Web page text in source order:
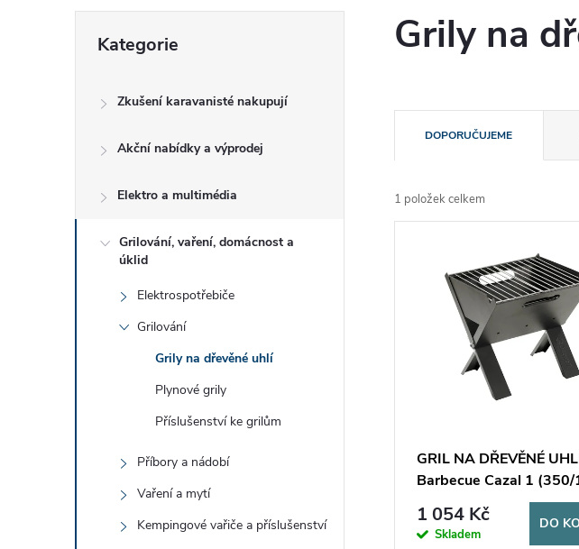
r
kategorie
Kategorie
Zkušení karavanisté nakupují
Akční nabídky a výprodej
Elektro a multimédia
Grilování, vaření, domácnost a
úklid
Elektrospotřebiče
Grilování
Grily na dřevěné uhlí
Plynové grily
Příslušenství ke grilům
Příbory a nádobí
Vaření a mytí
Kempingové vařiče a příslušenství
Grily na
a
z
DOPORUČUJEME
1 položek celkem
GRIL NA DŘEVĚNÉ
Barbecue Cazal 1 (350/
1 054 Kč
Skladem
DO